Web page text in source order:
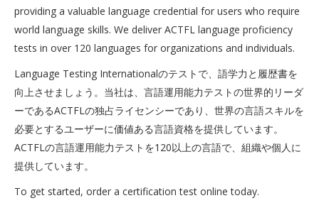
providing a valuable language credential for users who require
world language skills. We deliver ACTFL language proficiency
tests in over 120 languages for organizations and individuals.
Language Testing Internationalのテストで、語学力と履歴書を
向上させましょう。当社は、言語運用能力テストの世界的リーダ
ーであるACTFLの独占ライセンシーであり、世界の言語スキルを
必要とするユーザーに価値ある言語資格を提供しています。
ACTFLの言語運用能力テストを120以上の言語で、組織や個人に
提供しています。
To get started, order a certification test online today.